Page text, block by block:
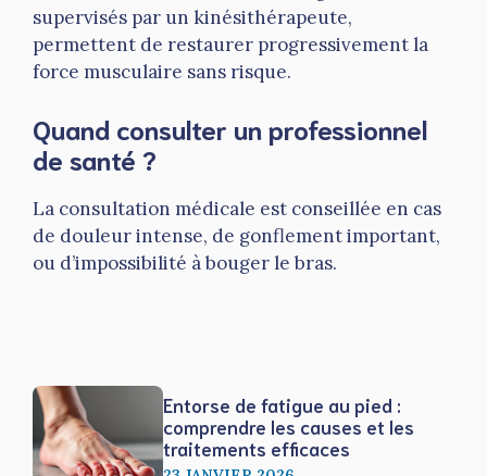
supervisés par un kinésithérapeute,
permettent de restaurer progressivement la
force musculaire sans risque.
Quand consulter un professionnel
de santé ?
La consultation médicale est conseillée en cas
de douleur intense, de gonflement important,
ou d’impossibilité à bouger le bras.
Entorse de fatigue au pied :
comprendre les causes et les
traitements efficaces